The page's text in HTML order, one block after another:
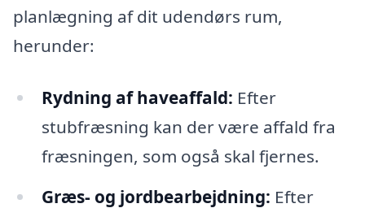
planlægning af dit udendørs rum,
herunder:
Rydning af haveaffald: Efter
stubfræsning kan der være affald fra
fræsningen, som også skal fjernes.
Græs- og jordbearbejdning: Efter